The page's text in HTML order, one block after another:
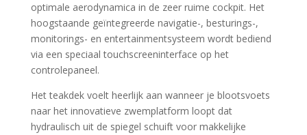
optimale aerodynamica in de zeer ruime cockpit. Het
hoogstaande geïntegreerde navigatie-, besturings-,
monitorings- en entertainmentsysteem wordt bediend
via een speciaal touchscreeninterface op het
controlepaneel.
Het teakdek voelt heerlijk aan wanneer je blootsvoets
naar het innovatieve zwemplatform loopt dat
hydraulisch uit de spiegel schuift voor makkelijke